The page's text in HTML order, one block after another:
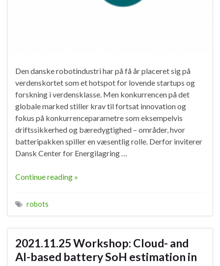
Den danske robotindustri har på få år placeret sig på
verdenskortet som et hotspot for lovende startups og
forskning i verdensklasse. Men konkurrencen på det
globale marked stiller krav til fortsat innovation og
fokus på konkurrenceparametre som eksempelvis
driftssikkerhed og bæredygtighed – områder, hvor
batteripakken spiller en væsentlig rolle. Derfor inviterer
Dansk Center for Energilagring …
Continue reading »
robots
2021.11.25 Workshop: Cloud- and
AI-based battery SoH estimation in